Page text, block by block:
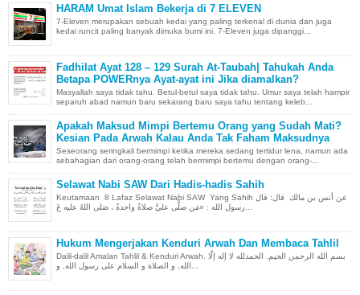
HARAM Umat Islam Bekerja di 7 ELEVEN
7-Eleven merupakan sebuah kedai yang paling terkenal di dunia dan juga
kedai runcit paling banyak dimuka bumi ini. 7-Eleven juga dipanggi...
Fadhilat Ayat 128 – 129 Surah At-Taubah| Tahukah Anda
Betapa POWERnya Ayat-ayat ini Jika diamalkan?
Masyallah saya tidak tahu. Betul-betul saya tidak tahu. Umur saya telah hampir
separuh abad namun baru sekarang baru saya tahu tentang keleb...
Apakah Maksud Mimpi Bertemu Orang yang Sudah Mati?
Kesian Pada Arwah Kalau Anda Tak Faham Maksudnya
Seseorang seringkali bermimpi ketika mereka sedang tertidur lena, namun ada
sebahagian dari orang-orang telah bermimpi bertemu dengan orang-...
Selawat Nabi SAW Dari Hadis-hadis Sahih
Keutamaan 8 Lafaz Selawat Nabi SAW Yang Sahih عن أنس بن مالك قال: قال
Hukum Mengerjakan Kenduri Arwah Dan Membaca Tahlil
Dalil-dalil Amalan Tahlil & Kenduri Arwah. بسم الله الرحمن الحيم. الحمدلله لا إله إلّا